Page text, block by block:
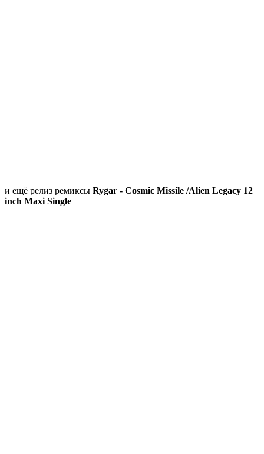
и ещё релиз ремиксы Rygar - Cosmic Missile /Alien Legacy 12
inch Maxi Single